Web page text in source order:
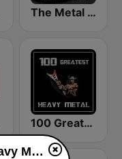
The Metal MIXX
100 Greatest Heavy Metal
Death Thrash & Heavy Metal direkte